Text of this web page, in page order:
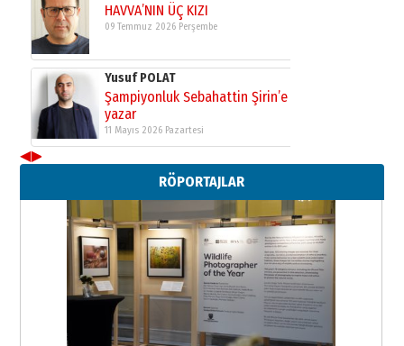
HAVVA’NIN ÜÇ KIZI
09 Temmuz 2026 Perşembe
Yusuf POLAT
Şampiyonluk Sebahattin Şirin’e
yazar
11 Mayıs 2026 Pazartesi
Neşat YALÇIN
Paranın Aile Kültüründeki Yeri
03 Ağustos 2026 Pazartesi
Yıldırım Gündoğdu
HAVVA’NIN ÜÇ KIZI
09 Temmuz 2026 Perşembe
Yusuf POLAT
◀▶
RÖPORTAJLAR